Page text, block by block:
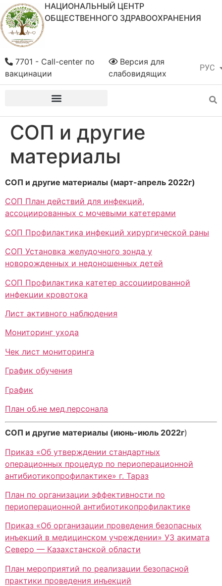
НАЦИОНАЛЬНЫЙ ЦЕНТР
ОБЩЕСТВЕННОГО ЗДРАВООХРАНЕНИЯ
РУС
ҚАЗ
Версия для
слабовидящих
7701 - Call-center по
вакцинации
СОП и другие
материалы
СОП и другие материалы (март-апрель 2022г)
СОП План действий для инфекций,
ассоциированных с мочевыми катетерами
СОП Профилактика инфекций хирургической раны
СОП Установка желудочного зонда у
новорожденных и недоношенных детей
СОП Профилактика катетер ассоциированной
инфекции кровотока
Лист активного наблюдения
Мониторинг ухода
Чек лист мониторинга
График обучения
График
План об.не мед.персонала
СОП и другие материалы (июнь-июль 2022г)
Приказ «Об утверждении стандартных
операционных процедур по периоперационной
антибиотикопрофилактике» г. Тараз
План по организации эффективности по
периоперационной антибиотикопрофилактике
Приказ «Об организации проведения безопасных
инъекций в медицинском учреждении» УЗ акимата
Северо — Казахстанской области
План мероприятий по реализации безопасной
практики проведения инъекций